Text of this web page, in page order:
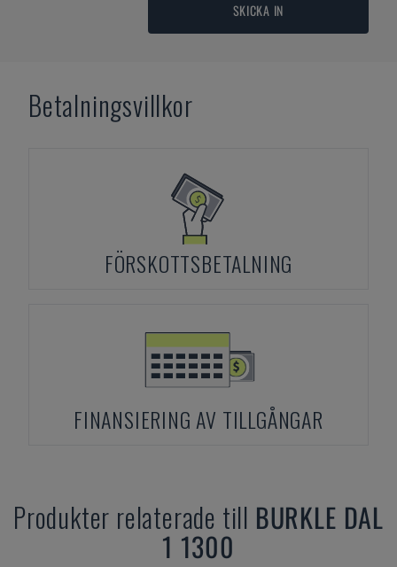
SKICKA IN
Betalningsvillkor
FÖRSKOTTSBETALNING
FINANSIERING AV TILLGÅNGAR
Produkter relaterade till BURKLE DAL
1 1300